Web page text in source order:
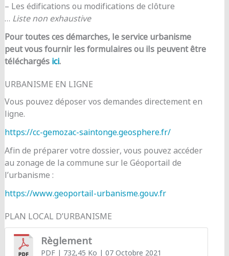
– Les édifications ou modifications de clôture
… Liste non exhaustive
Pour toutes ces démarches, le service urbanisme
peut vous fournir les formulaires ou ils peuvent être
téléchargés ici.
URBANISME EN LIGNE
Vous pouvez déposer vos demandes directement en
ligne.
https://cc-gemozac-saintonge.geosphere.fr/
Afin de préparer votre dossier, vous pouvez accéder
au zonage de la commune sur le Géoportail de
l’urbanisme :
https://www.geoportail-urbanisme.gouv.fr
PLAN LOCAL D’URBANISME
Règlement
PDF| 732,45 Ko | 07 Octobre 2021